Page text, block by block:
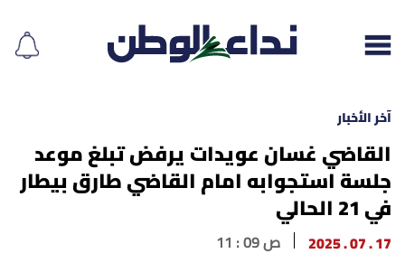
إقرأ الجريدة
لبنان
آخر الأخبار
القاضي غسان عويدات يرفض تبلغ موعد
جلسة استجوابه امام القاضي طارق بيطار
في 21 الحالي
17 . 07 . 2025 11 : 09 ص